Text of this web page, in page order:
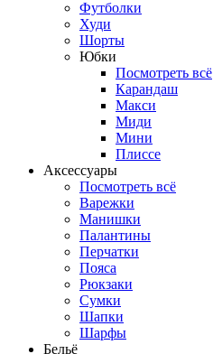
Футболки
Худи
Шорты
Юбки
Посмотреть всё
Карандаш
Макси
Миди
Мини
Плиссе
Аксессуары
Посмотреть всё
Варежки
Манишки
Палантины
Перчатки
Пояса
Рюкзаки
Сумки
Шапки
Шарфы
Бельё